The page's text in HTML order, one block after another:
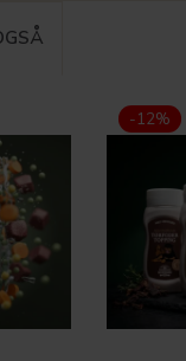
-12%